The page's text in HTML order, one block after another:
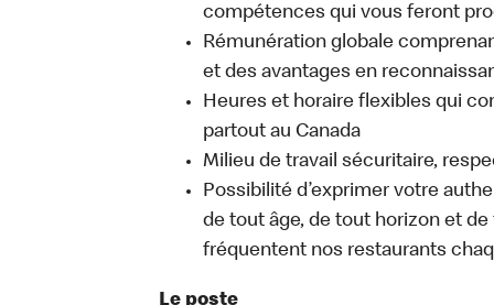
compétences qui vous feront
Rémunération globale
et des avantages en
Heures et horaire flexibles qui
partout au Canada
Milieu de travail sécuritaire,
Possibilité d’exprimer votre
de tout âge, de tout horizon et
fréquentent nos restaurants
Le poste